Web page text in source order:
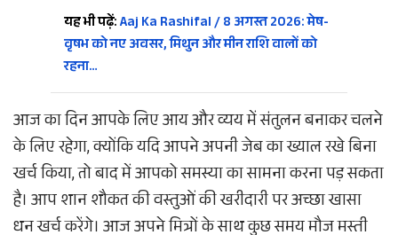
यह भी पढ़ें:Aaj Ka Rashifal / 8 अगस्त 2026: मेष-
वृषभ को नए अवसर, मिथुन और मीन राशि वालों को
रहना…
आज का दिन आपके लिए आय और व्यय में संतुलन बनाकर चलने
के लिए रहेगा, क्योंकि यदि आपने अपनी जेब का ख्याल रखे बिना
खर्च किया, तो बाद में आपको समस्या का सामना करना पड़ सकता
है। आप शान शौकत की वस्तुओं की खरीदारी पर अच्छा खासा
धन खर्च करेंगे। आज अपने मित्रों के साथ कुछ समय मौज मस्ती